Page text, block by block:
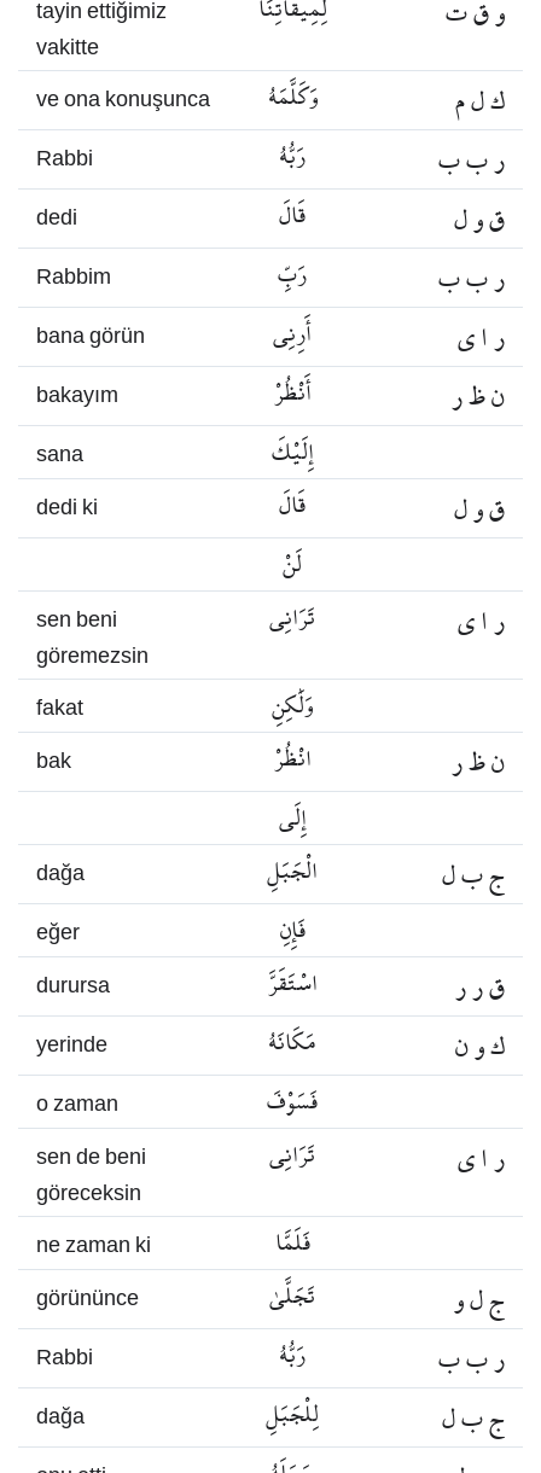
tayin ettiğimiz
vakitte
و ق ت
ve ona konuşunca وَكَلَّمَهُ ك ل م
Rabbi رَبُّهُ ر ب ب
dedi قَالَ ق و ل
Rabbim رَبِّ ر ب ب
bana görün أَرِنِي ر ا ي
bakayım أَنْظُرْ ن ظ ر
sana إِلَيْكَ
dedi ki قَالَ ق و ل
لَنْ
sen beni
göremezsin
تَرَانِي ر ا ي
fakat وَلَٰكِنِ
bak انْظُرْ ن ظ ر
إِلَى
dağa الْجَبَلِ ج ب ل
eğer فَإِنِ
durursa اسْتَقَرَّ ق ر ر
yerinde مَكَانَهُ ك و ن
o zaman فَسَوْفَ
sen de beni
göreceksin
تَرَانِي ر ا ي
ne zaman ki فَلَمَّا
görününce تَجَلَّىٰ ج ل و
Rabbi رَبُّهُ ر ب ب
dağa لِلْجَبَلِ ج ب ل